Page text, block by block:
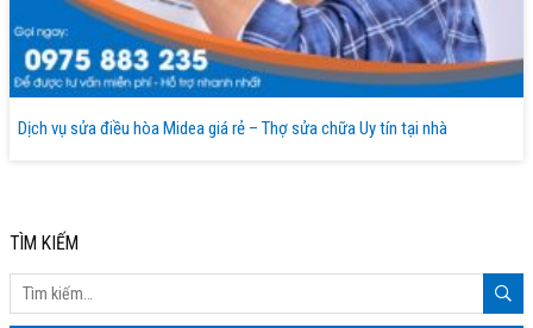
Dịch vụ sửa điều hòa Midea giá rẻ – Thợ sửa chữa Uy tín tại nhà
TÌM KIẾM